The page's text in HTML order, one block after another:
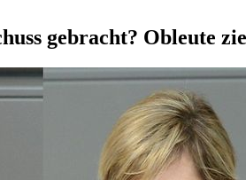
gebracht? Obleute